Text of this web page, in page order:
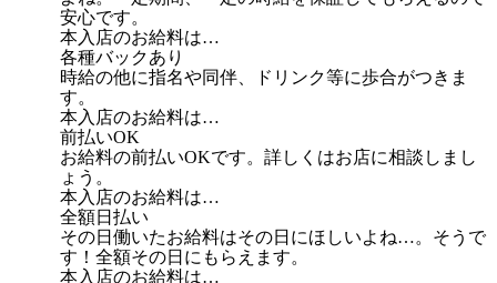
安心です。
本入店のお給料は…
各種バックあり
時給の他に指名や同伴、ドリンク等に歩合がつきま
す。
本入店のお給料は…
前払いOK
お給料の前払いOKです。詳しくはお店に相談しまし
ょう。
本入店のお給料は…
全額日払い
その日働いたお給料はその日にほしいよね…。そうで
す！全額その日にもらえます。
本入店のお給料は…